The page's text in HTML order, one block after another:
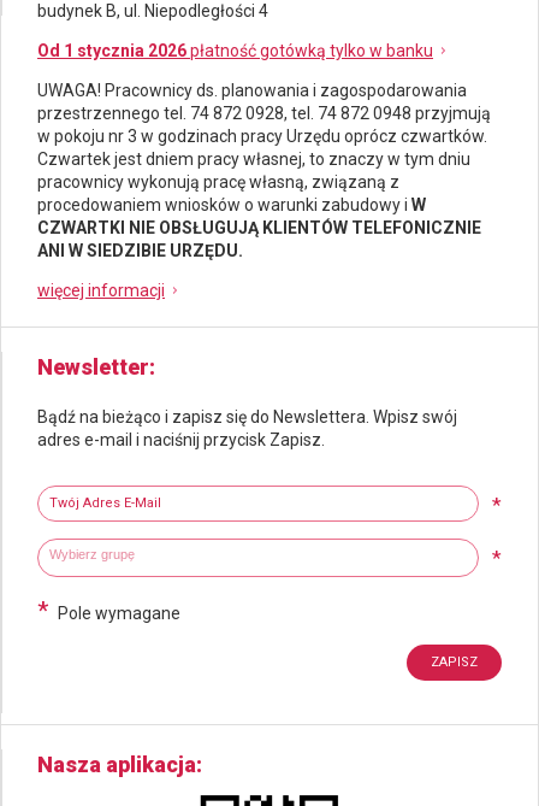
budynek B, ul. Niepodległości 4
Od 1 stycznia 2026płatność gotówką tylko w banku
UWAGA! Pracownicy ds. planowania i zagospodarowania
przestrzennego tel. 74 872 0928, tel. 74 872 0948 przyjmują
w pokoju nr 3 w godzinach pracy Urzędu oprócz czwartków.
Czwartek jest dniem pracy własnej, to znaczy w tym dniu
pracownicy wykonują pracę własną, związaną z
procedowaniem wniosków o warunki zabudowy i W
CZWARTKI NIE OBSŁUGUJĄ KLIENTÓW TELEFONICZNIE
ANI W SIEDZIBIE URZĘDU.
więcej informacji
Newsletter
Bądź na bieżąco i zapisz się do Newslettera. Wpisz swój
adres e-mail i naciśnij przycisk Zapisz.
Twój adres e-mail
*
Wybierz grupy tematyczne *
Wpisz wyszukiwaną fraze
* Pole wymagane
Nasza aplikacja